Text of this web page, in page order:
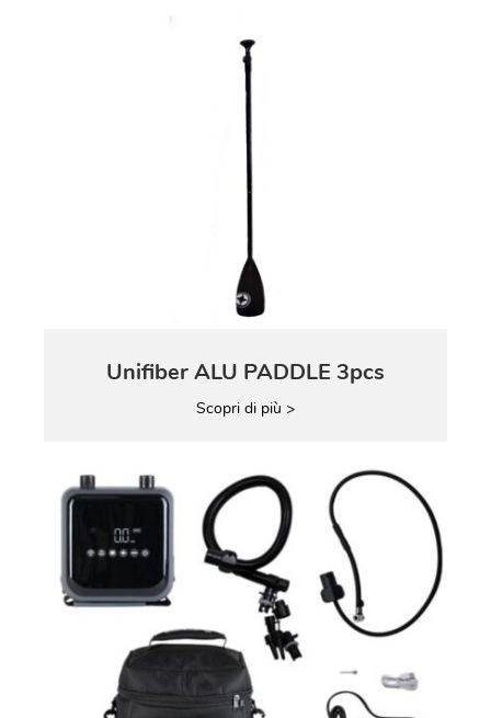
Unifiber ALU PADDLE 3pcs
Scopri di più >